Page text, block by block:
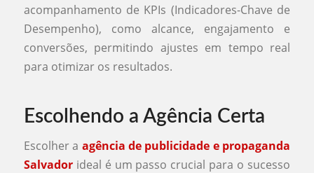
acompanhamento de KPIs (Indicadores-Chave de
Desempenho), como alcance, engajamento e
conversões, permitindo ajustes em tempo real
para otimizar os resultados.
Escolhendo a Agência Certa
Escolher a agência de publicidade e propaganda
Salvadorideal é um passo crucial para o sucesso